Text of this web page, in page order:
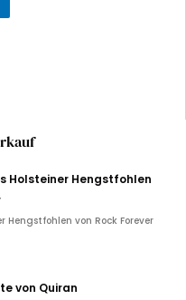
Holsteiner Hengstfohlen
Hengstfohlen von Rock Forever
von Quiran